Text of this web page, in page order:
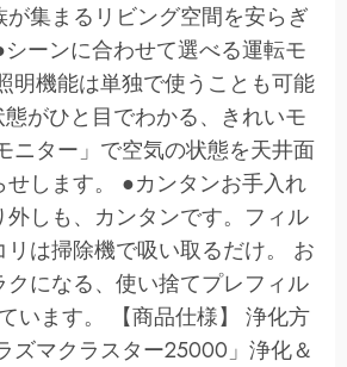
集まるリビング空間を安らぎ
ーンに合わせて選べる運転モ
明機能は単独で使うことも可能
がひと目でわかる、きれいモ
ニター」で空気の状態を天井面
せします。 ●カンタンお手入れ
外しも、カンタンです。フィル
リは掃除機で吸い取るだけ。 お
になる、使い捨てプレフィル
います。 【商品仕様】 浄化方
ズマクラスター25000」浄化＆